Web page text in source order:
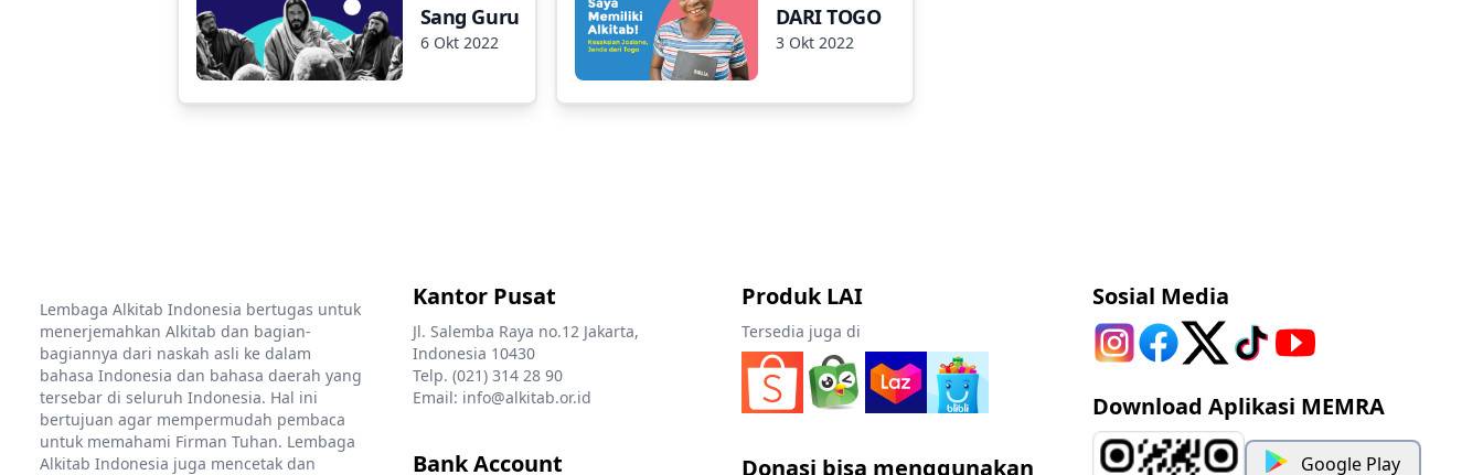
Sang Guru
6 Okt 2022
DARI TOGO
3 Okt 2022
Lembaga Alkitab Indonesia bertugas untuk
menerjemahkan Alkitab dan bagian-
bagiannya dari naskah asli ke dalam
bahasa Indonesia dan bahasa daerah yang
tersebar di seluruh Indonesia. Hal ini
bertujuan agar mempermudah pembaca
untuk memahami Firman Tuhan. Lembaga
Alkitab Indonesia juga mencetak dan
Kantor Pusat
Jl. Salemba Raya no.12 Jakarta,
Indonesia 10430
Telp. (021) 314 28 90
Email: info@alkitab.or.id
Bank Account
Produk LAI
Tersedia juga di
Donasi bisa menggunakan
Sosial Media
Download Aplikasi MEMRA
Google Play